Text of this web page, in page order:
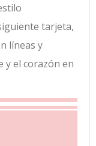
tarjeta,
líneas y
y el corazón en